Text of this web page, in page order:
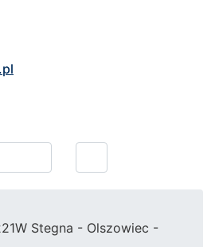
Stegna - Olszowiec -